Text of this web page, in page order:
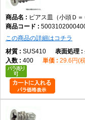
ピアス皿（小頭Ｄ＝
この商品の詳細はコチラ
SUS410
400
29.6円(